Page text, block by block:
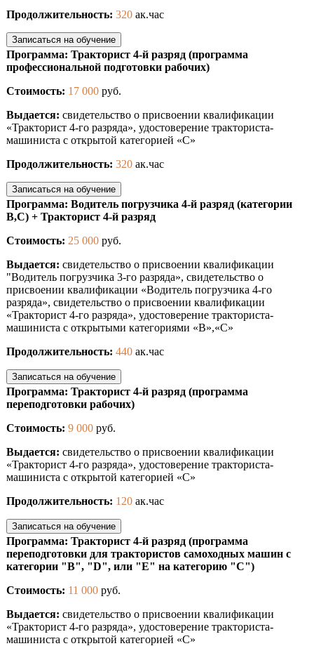
Продолжительность: 320 ак.час
Записаться на обучение
Программа: Тракторист 4-й разряд (программа
профессиональной подготовки рабочих)
Стоимость: 17 000 руб.
Выдается: свидетельство о присвоении квалификации
«Тракторист 4-го разряда», удостоверение тракториста-
машиниста с открытой категорией «С»
Продолжительность: 320 ак.час
Записаться на обучение
Программа: Водитель погрузчика 4-й разряд (категории
В,С) + Тракторист 4-й разряд
Стоимость: 25 000 руб.
Выдается: свидетельство о присвоении квалификации
"Водитель погрузчика 3-го разряда», свидетельство о
присвоении квалификации «Водитель погрузчика 4-го
разряда», свидетельство о присвоении квалификации
«Тракторист 4-го разряда», удостоверение тракториста-
машиниста с открытыми категориями «B»,«С»
Продолжительность: 440 ак.час
Записаться на обучение
Программа: Тракторист 4-й разряд (программа
переподготовки рабочих)
Стоимость: 9 000 руб.
Выдается: свидетельство о присвоении квалификации
«Тракторист 4-го разряда», удостоверение тракториста-
машиниста с открытой категорией «С»
Продолжительность: 120 ак.час
Записаться на обучение
Программа: Тракторист 4-й разряд (программа
переподготовки для трактористов самоходных машин с
категории "В", "D", или "Е" на категорию "С")
Стоимость: 11 000 руб.
Выдается: свидетельство о присвоении квалификации
«Тракторист 4-го разряда», удостоверение тракториста-
машиниста с открытой категорией «С»